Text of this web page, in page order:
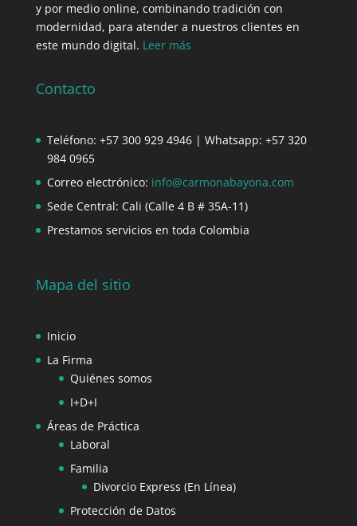
y por medio online, combinando tradición con
modernidad, para atender a nuestros clientes en
este mundo digital. Leer más
Contacto
Teléfono: +57 300 929 4946 | Whatsapp: +57 320
984 0965
Correo electrónico: info@carmonabayona.com
Sede Central: Cali (Calle 4 B # 35A-11)
Prestamos servicios en toda Colombia
Mapa del sitio
Inicio
La Firma
Quiénes somos
I+D+I
Áreas de Práctica
Laboral
Familia
Divorcio Express (En Línea)
Protección de Datos